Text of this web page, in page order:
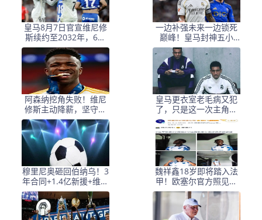
皇马8月7日官宣维尼修
斯续约至2032年，6年
长约锁死核心
一边补强未来一边锁死
巅峰！皇马封神五小
时，阿森纳彻底沦为笑
柄！
阿森纳挖角失败！维尼
修斯主动降薪，坚守皇
马续约至 2032 年！
皇马更衣室老毛病又犯
了，只是这一次主角换
成了贝林厄姆与姆巴佩
穆里尼奥砸回伯纳乌！3
年合同+1.4亿新援+维尼
修斯锁到2032，这场豪
赌真能逆天改命？
魏祥鑫18岁即将踏入法
甲！欧塞尔官方照见证
进步：三场比赛贡献两
球